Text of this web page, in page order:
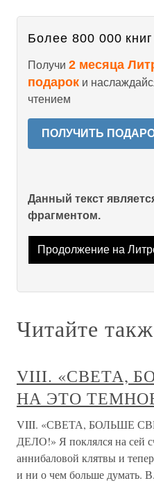
Более 800 000
Получи 2 месяца
подарок и
чтением
ПОЛУЧИТЬ
Данный текст
фрагментом.
Продолжение на
Читайте
VIII. «СВЕТА,
НА ЭТО
VIII. «СВЕТА, БОЛЬШЕ
ДЕЛО!» Я поклялся на сей
аннибаловой клятвы и
и ни о чем больше думать.